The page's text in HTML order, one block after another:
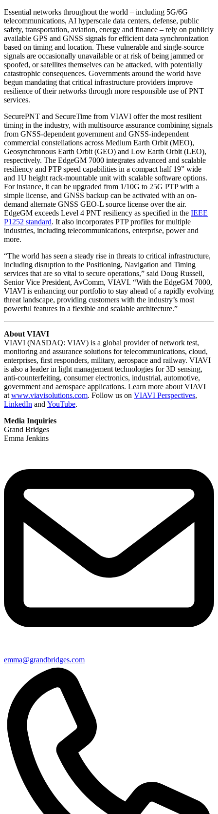
Essential networks throughout the world – including 5G/6G
telecommunications, AI hyperscale data centers, defense, public
safety, transportation, aviation, energy and finance – rely on publicly
available GPS and GNSS signals for efficient data synchronization
based on timing and location. These vulnerable and single-source
signals are occasionally unavailable or at risk of being jammed or
spoofed, or satellites themselves can be attacked, with potentially
catastrophic consequences. Governments around the world have
begun mandating that critical infrastructure providers improve
resilience of their networks through more responsible use of PNT
services.
SecurePNT and SecureTime from VIAVI offer the most resilient
timing in the industry, with multisource assurance combining signals
from GNSS-dependent government and GNSS-independent
commercial constellations across Medium Earth Orbit (MEO),
Geosynchronous Earth Orbit (GEO) and Low Earth Orbit (LEO),
respectively. The EdgeGM 7000 integrates advanced and scalable
resiliency and PTP speed capabilities in a compact half 19” wide
and 1U height rack-mountable unit with scalable software options.
For instance, it can be upgraded from 1/10G to 25G PTP with a
simple license, and GNSS backup can be activated with an on-
demand alternate GNSS GEO-L source license over the air.
EdgeGM exceeds Level 4 PNT resiliency as specified in the IEEE
P1252 standard. It also incorporates PTP profiles for multiple
industries, including telecommunications, enterprise, power and
more.
“The world has seen a steady rise in threats to critical infrastructure,
including disruption to the Positioning, Navigation and Timing
services that are so vital to secure operations,” said Doug Russell,
Senior Vice President, AvComm, VIAVI. “With the EdgeGM 7000,
VIAVI is enhancing our portfolio to stay ahead of a rapidly evolving
threat landscape, providing customers with the industry’s most
powerful features in a flexible and scalable architecture.”
About VIAVI
VIAVI (NASDAQ: VIAV) is a global provider of network test,
monitoring and assurance solutions for telecommunications, cloud,
enterprises, first responders, military, aerospace and railway. VIAVI
is also a leader in light management technologies for 3D sensing,
anti-counterfeiting, consumer electronics, industrial, automotive,
government and aerospace applications. Learn more about VIAVI
at www.viavisolutions.com. Follow us on VIAVI Perspectives,
LinkedIn and YouTube.
Media Inquiries
Grand Bridges
Emma Jenkins
emma@grandbridges.com